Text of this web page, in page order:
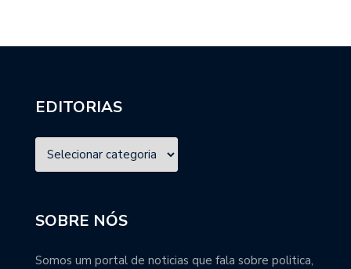
EDITORIAS
SOBRE NÓS
Somos um portal de noticias que fala sobre politica,